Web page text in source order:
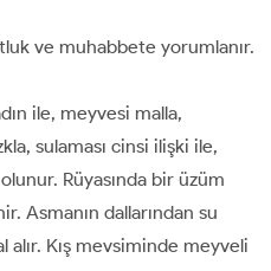
ve muhabbete yorumlanır.
ile, meyvesi malla,
sulaması cinsi ilişki ile,
Rüyasında bir üzüm
Asmanın dallarından su
alır. Kış mevsiminde meyveli